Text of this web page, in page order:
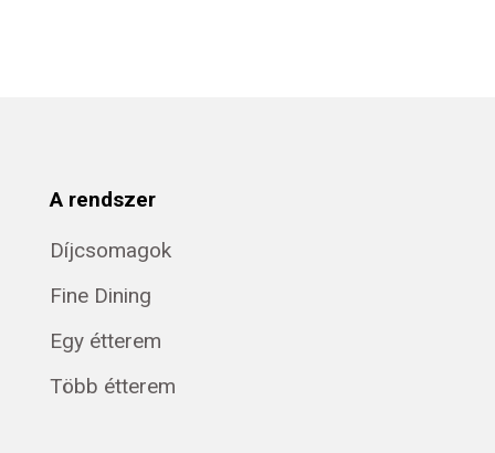
A rendszer
Díjcsomagok
Fine Dining
Egy étterem
Több étterem